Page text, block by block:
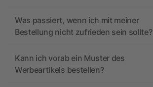
Was passiert, wenn ich mit meiner
Bestellung nicht zufrieden sein sollte?
Kann ich vorab ein Muster des
Werbeartikels bestellen?